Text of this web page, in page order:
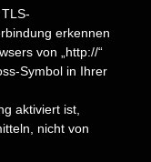
erkennen
von
„http://“
Symbol in Ihrer
aktiviert ist,
nicht von